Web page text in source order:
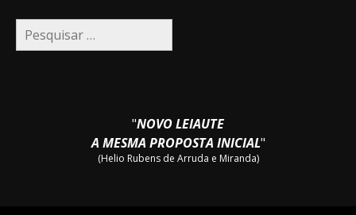
Pesquisar
por:
"NOVO LEIAUTE
A MESMA PROPOSTA INICIAL"
(Helio Rubens de Arruda e Miranda)